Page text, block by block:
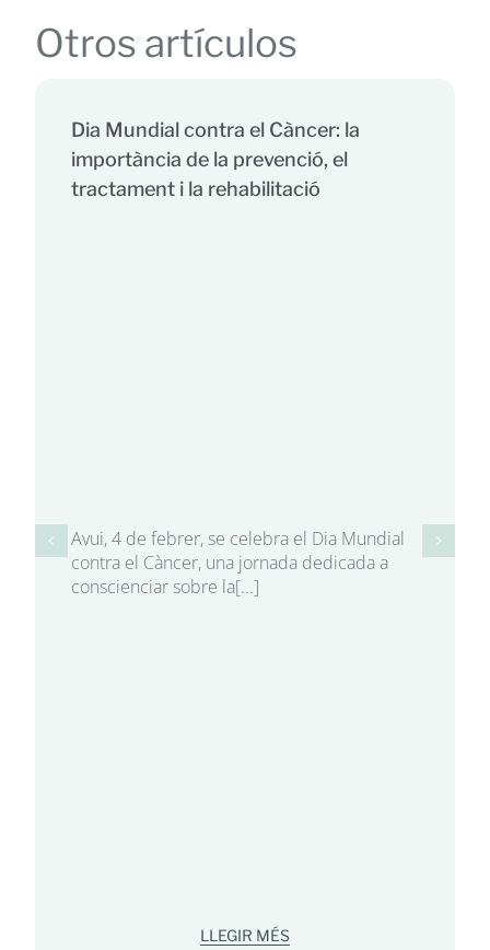
Otros artículos
Dia Mundial contra el Càncer: la
importància de la prevenció, el
tractament i la rehabilitació
Avui, 4 de febrer, se celebra el Dia Mundial
contra el Càncer, una jornada dedicada a
conscienciar sobre la[...]
LLEGIR MÉS